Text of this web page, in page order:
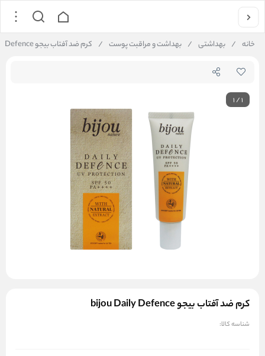
خانه / بهداشتی / بهداشت و مراقبت پوست / کرم ضد آفتاب بیجو bijou Daily Defence
1/1
کرم ضد آفتاب بیجو bijou Daily Defence
شناسه کالا: